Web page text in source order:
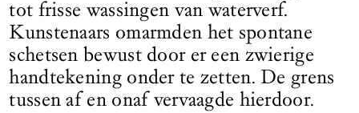
tot frisse wassingen van waterverf.
Kunstenaars omarmden het spontane
schetsen bewust door er een zwierige
handtekening onder te zetten. De grens
tussen af en onaf vervaagde hierdoor.